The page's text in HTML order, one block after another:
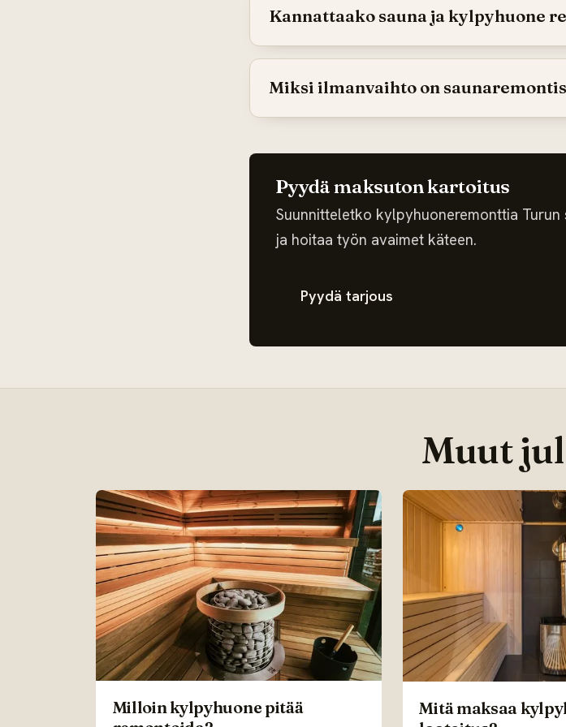
Kannattaako sauna ja kylpyhuone
Miksi ilmanvaihto on
Pyydä maksuton kartoitus
Suunnitteletko kylpyhuoneremonttia
ja hoitaa työn avaimet käteen.
Pyydä tarjous
Muut
Milloin kylpyhuone pitää
Mitä maksaa